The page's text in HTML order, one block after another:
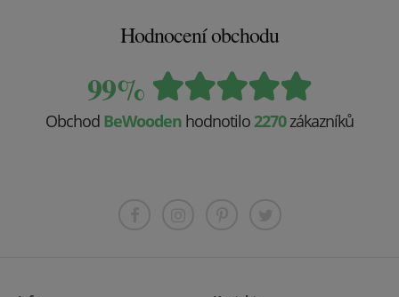
Hodnocení obchodu
99%
Obchod BeWooden hodnotilo 2270zákazníků